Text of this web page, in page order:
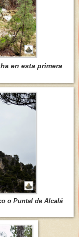
en esta primera
o Puntal de Alcalá